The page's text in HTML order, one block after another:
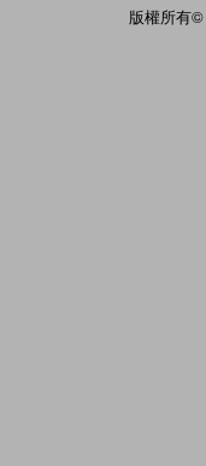
版權所有